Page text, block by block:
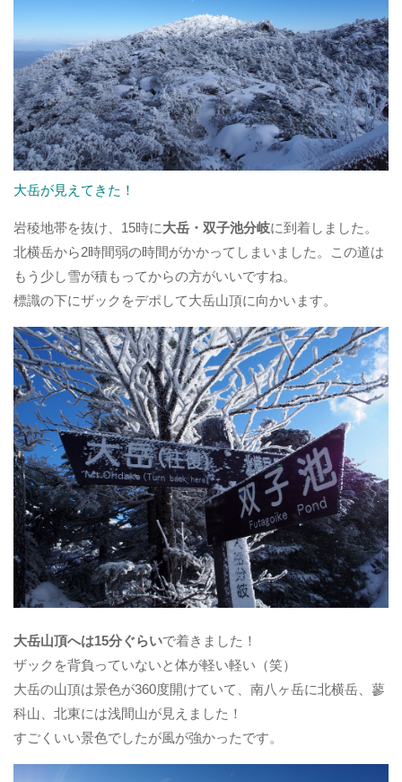
大岳が見えてきた！
岩稜地帯を抜け、15時に大岳・双子池分岐に到着しました。
北横岳から2時間弱の時間がかかってしまいました。この道は
もう少し雪が積もってからの方がいいですね。
標識の下にザックをデポして大岳山頂に向かいます。
大岳山頂へは15分ぐらいで着きました！
ザックを背負っていないと体が軽い軽い（笑）
大岳の山頂は景色が360度開けていて、南八ヶ岳に北横岳、蓼
科山、北東には浅間山が見えました！
すごくいい景色でしたが風が強かったです。